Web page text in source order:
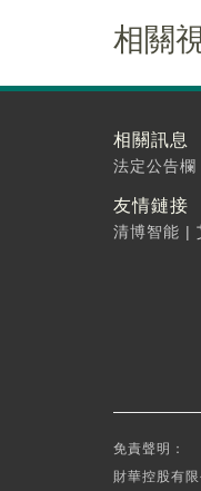
相關
相關訊息
法定公告欄
友情鏈接
清博智能 |
免責聲明：
財華控股有